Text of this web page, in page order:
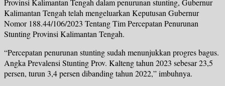
Provinsi Kalimantan Tengah dalam penurunan stunting, Gubernur
Kalimantan Tengah telah mengeluarkan Keputusan Gubernur
Nomor 188.44/106/2023 Tentang Tim Percepatan Penurunan
Stunting Provinsi Kalimantan Tengah.
“Percepatan penurunan stunting sudah menunjukkan progres bagus.
Angka Prevalensi Stunting Prov. Kalteng tahun 2023 sebesar 23,5
persen, turun 3,4 persen dibanding tahun 2022,” imbuhnya.